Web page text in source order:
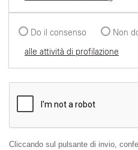
Do il consenso
Non
alle attività di profilazione
Cliccando sul pulsante di invio,